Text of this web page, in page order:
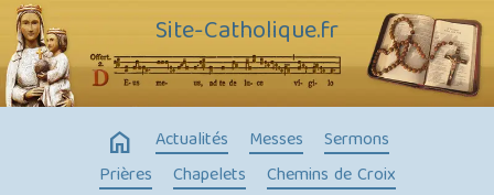
Site-Catholique.fr
home Actualités Messes
Sermons
Prières
Chapelets
Chemins de Croix